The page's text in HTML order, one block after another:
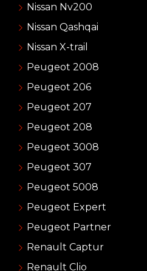
Nissan Nv200
Nissan Qashqai
Nissan X-trail
Peugeot 2008
Peugeot 206
Peugeot 207
Peugeot 208
Peugeot 3008
Peugeot 307
Peugeot 5008
Peugeot Expert
Peugeot Partner
Renault Captur
Renault Clio